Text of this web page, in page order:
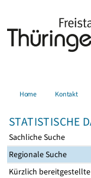
Home Kontakt
STATISTISCHE
Sachliche Suche
Regionale Suche
Kürzlich